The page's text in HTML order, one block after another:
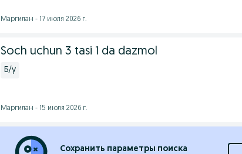
Маргилан - 17 июля 2026 г.
Soch uchun 3 tasi 1 da dazmol
Б/у
Маргилан - 15 июля 2026 г.
Сохранить параметры поиска